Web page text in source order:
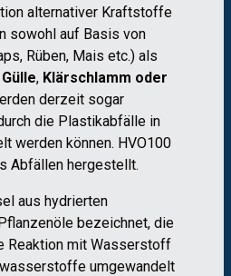
alternativer Kraftstoffe
sowohl auf Basis von
Rüben, Mais etc.) als
Gülle, Klärschlamm oder
derzeit sogar
die Plastikabfälle in
werden können. HVO100
Abfällen hergestellt.
aus hydrierten
bezeichnet, die
Reaktion mit Wasserstoff
umgewandelt